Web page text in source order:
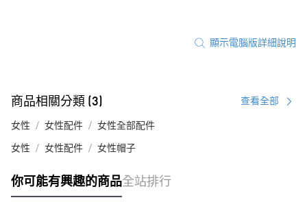
顯示電腦版詳細說明
商品相關分類 (3) 查看全部
女性 女性配件 女性全部配件
女性 女性配件 女性帽子
你可能有興趣的商品全站排行